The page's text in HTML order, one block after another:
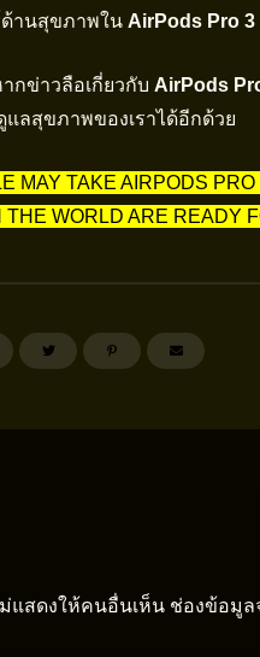
ด้านสุขภาพใน AirPods Pro 3
กข่าวลือเกี่ยวกับ AirPods
ลสุขภาพของเราได้อีกด้วย
MAY TAKE AIRPODS
THE WORLD ARE READY
แสดงให้คนอื่นเห็น ช่องข้อมูล